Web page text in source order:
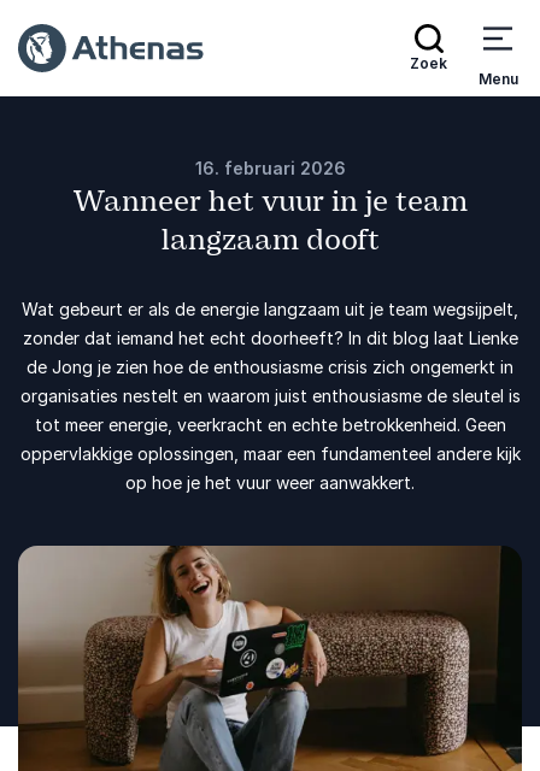
Zoek
Menu
16. februari 2026
Wanneer het vuur in je team
langzaam dooft
Wat gebeurt er als de energie langzaam uit je team wegsijpelt,
zonder dat iemand het echt doorheeft? In dit blog laat Lienke
de Jong je zien hoe de enthousiasme crisis zich ongemerkt in
organisaties nestelt en waarom juist enthousiasme de sleutel is
tot meer energie, veerkracht en echte betrokkenheid. Geen
oppervlakkige oplossingen, maar een fundamenteel andere kijk
op hoe je het vuur weer aanwakkert.